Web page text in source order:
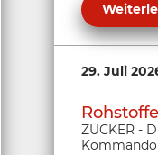
29. Juli
ZUCKER -
Kommando